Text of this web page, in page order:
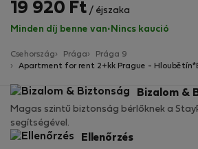
19 920 Ft / éjszaka
Minden díj benne van· Nincs kaució
Csehország Prága
Prága 9
Apartment for rent 2+kk Prague -
Bizalom &
Magas szintű biztonság bérlőknek a
segítségével.
Ellenőrzés